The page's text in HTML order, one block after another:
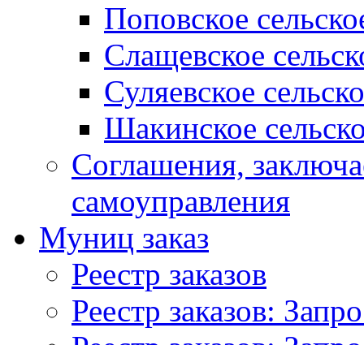
Поповское
Слащевское
Суляевское
Шакинское
Соглашения,
самоуправления
Муниц заказ
Реестр заказов
Реестр заказов: